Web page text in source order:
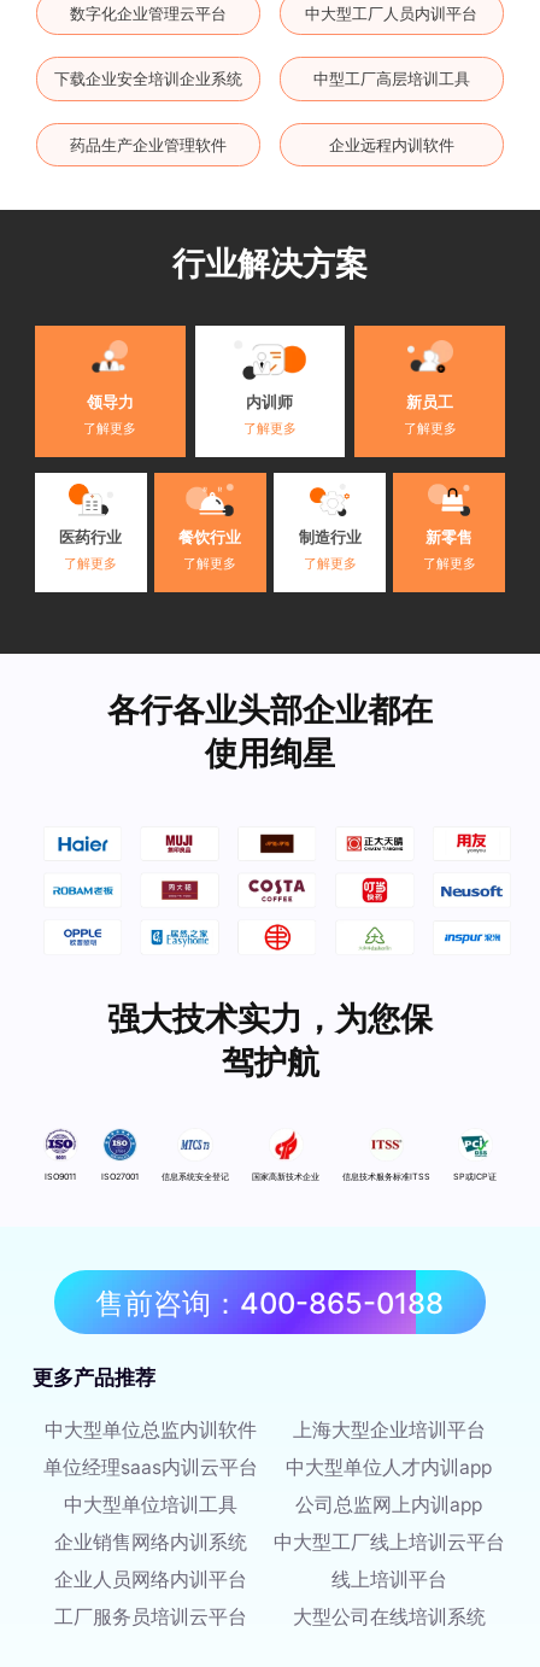
数字化企业管理云平台 中大型工厂人员内训平台
下载企业安全培训企业系统 中型工厂高层培训工具
药品生产企业管理软件 企业远程内训软件
行业解决方案
领导力
了解更多
内训师
了解更多
新员工
了解更多
医药行业
了解更多
餐饮行业
了解更多
制造行业
了解更多
新零售
了解更多
各行各业头部企业都在
使用绚星
强大技术实力，为您保
驾护航
ISO9011 ISO27001 信息系统安全登记 国家高新技术企业 信息技术服务标准ITSS SP或ICP证
售前咨询：400-865-0188
更多产品推荐
中大型单位总监内训软件
上海大型企业培训平台
单位经理saas内训云平台
中大型单位人才内训app
中大型单位培训工具
公司总监网上内训app
企业销售网络内训系统
中大型工厂线上培训云平台
企业人员网络内训平台
线上培训平台
工厂服务员培训云平台
大型公司在线培训系统